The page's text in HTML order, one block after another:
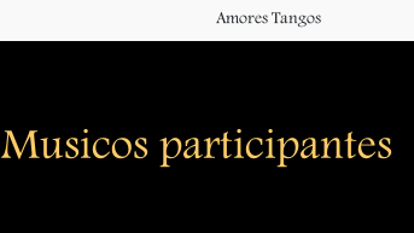
Amores Tangos
Musicos participantes